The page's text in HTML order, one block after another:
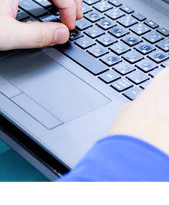
もう少し大き
たいという思
挑戦しました。
4ｔ平ボディ車
4ｔは
中型車
扱えるものも
で興味があり